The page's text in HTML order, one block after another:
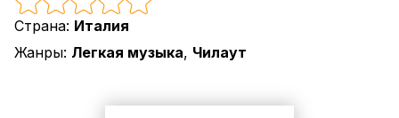
Страна: Италия
Жанры: Легкая музыка, Чилаут